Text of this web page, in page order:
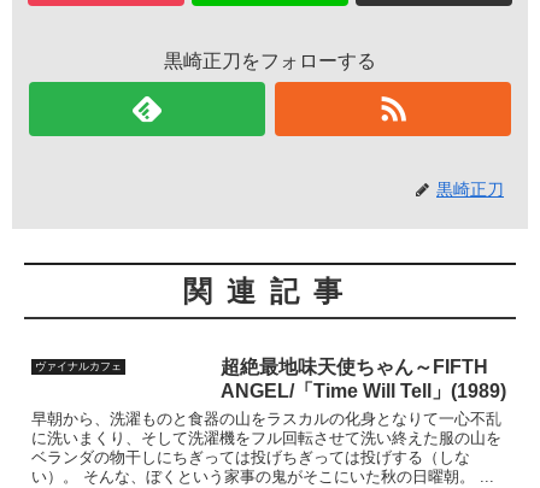
黒崎正刀をフォローする
黒崎正刀
関連記事
ヴァイナルカフェ
超絶最地味天使ちゃん～FIFTH
ANGEL/「Time Will Tell」(1989)
早朝から、洗濯ものと食器の山をラスカルの化身となりて一心不乱
に洗いまくり、そして洗濯機をフル回転させて洗い終えた服の山を
ベランダの物干しにちぎっては投げちぎっては投げする（しな
い）。 そんな、ぼくという家事の鬼がそこにいた秋の日曜朝。 ...